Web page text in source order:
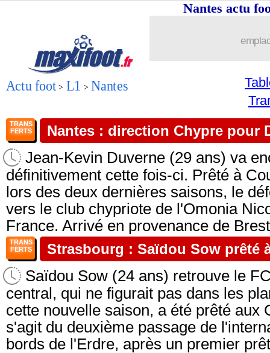
Actu foot > L1 > Nantes
Nantes actu
TRANS
FERTS
Nantes : direction Chypre pour
Jean-Kevin Duverne (29 ans) va
définitivement cette fois-ci. Prêté à
lors des deux dernières saisons, le
vers le club chypriote de l'Omonia
France. Arrivé en provenance de
TRANS
FERTS
Strasbourg : Saïdou Sow prêté
Saïdou Sow (24 ans) retrouve le
central, qui ne figurait pas dans les
cette nouvelle saison, a été prêté aux
s'agit du deuxième passage de
bords de l'Erdre, après un premier